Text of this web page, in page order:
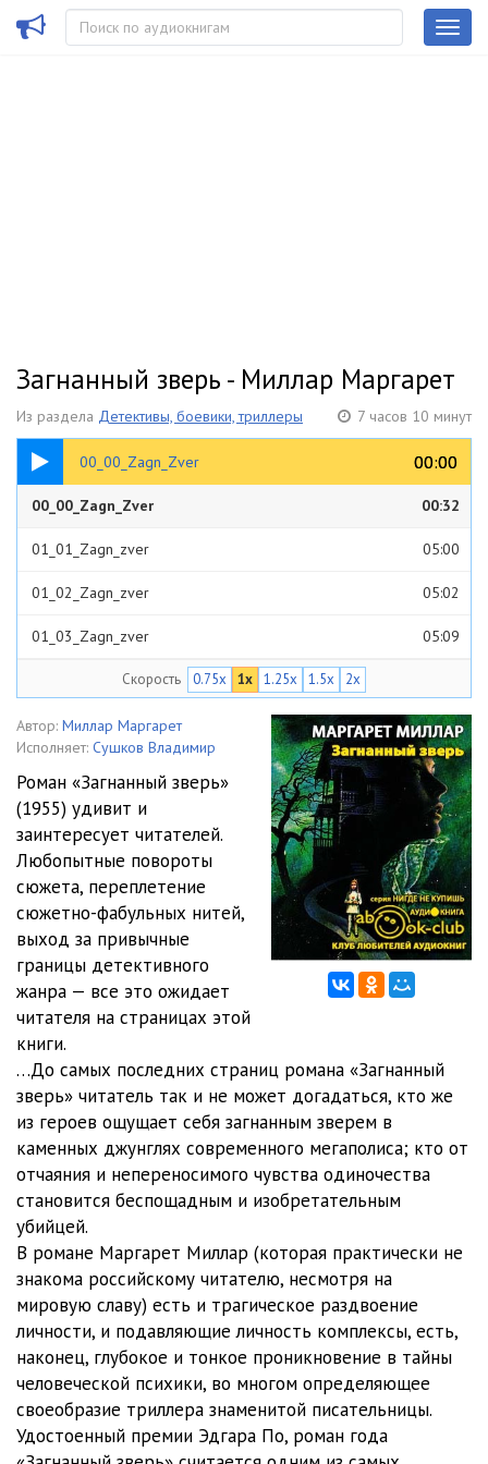
Загнанный зверь - Миллар Маргарет
Из раздела Детективы, боевики, триллеры 7 часов 10 минут
00_00_Zagn_Zver 00:00
00:00
00:32
00_00_Zagn_Zver 00:32
01_01_Zagn_zver 05:00
01_02_Zagn_zver 05:02
01_03_Zagn_zver 05:09
01_04_Zagn_zver
01_05_Zagn_zver 05:05
02:26
02_01_Zagn_zver 05:02
02_02_Zagn_zver 05:09
02_03_Zagn_zver 05:05
02_04_Zagn_zver 05:03
02_05_Zagn_zver
02_06_Zagn_zver
02_07_Zagn_zver 05:15
02_08_Zagn_zver
02_09_Zagn_zver 06:06
03_01_Zagn_zver
03_02_Zagn_zver 05:01
03_03_Zagn_zver
03_04_Zagn_zver 05:24
03_05_Zagn_zver 05:01
03_06_Zagn_zver 05:06
Скорость 0.75x 1x 1.25x 1.5x 2x
Автор: Миллар Маргарет
Исполняет: Сушков Владимир
Роман «Загнанный зверь»
(1955) удивит и
заинтересует читателей.
Любопытные повороты
сюжета, переплетение
сюжетно-фабульных нитей,
выход за привычные
границы детективного
жанра — все это ожидает
читателя на страницах этой
книги.
…До самых последних страниц романа «Загнанный
зверь» читатель так и не может догадаться, кто же
из героев ощущает себя загнанным зверем в
каменных джунглях современного мегаполиса; кто от
отчаяния и непереносимого чувства одиночества
становится беспощадным и изобретательным
убийцей.
В романе Маргарет Миллар (которая практически не
знакома российскому читателю, несмотря на
мировую славу) есть и трагическое раздвоение
личности, и подавляющие личность комплексы, есть,
наконец, глубокое и тонкое проникновение в тайны
человеческой психики, во многом определяющее
своеобразие триллера знаменитой писательницы.
Удостоенный премии Эдгара По, роман года